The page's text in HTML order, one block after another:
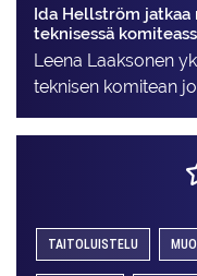
Ida Hellström
teknisessä
Leena Laaksonen
teknisen komitean
TAITOLUISTELU